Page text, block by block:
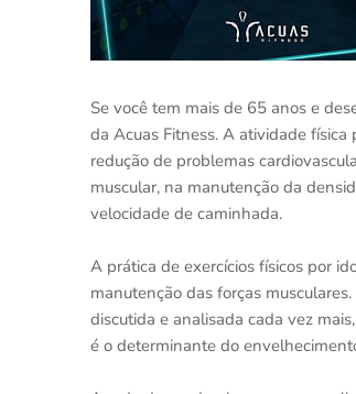
Se você tem mais de 65 anos e
da Acuas Fitness. A atividade
redução de problemas
muscular, na manutenção da
velocidade de caminhada.
A prática de exercícios físicos por
manutenção das forças
discutida e analisada cada vez
é o determinante do